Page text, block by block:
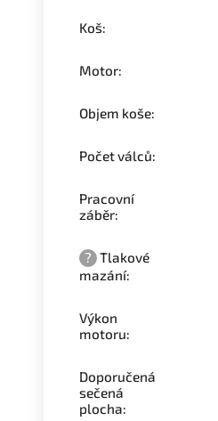
Koš:
Motor:
Objem koše:
Počet válců:
Pracovní
záběr:
? Tlakové
mazání:
Výkon
motoru:
Doporučená
sečená
plocha: